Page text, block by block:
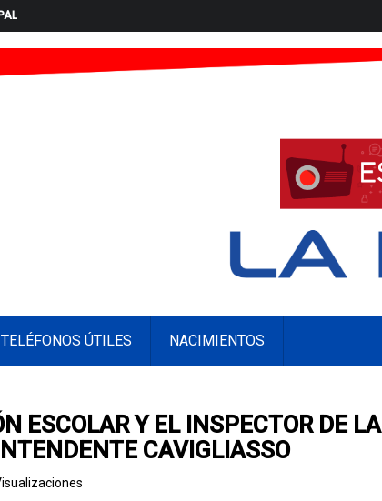
TELÉFONOS ÚTILES NACIMIENTOS
ESCOLAR Y EL INSPECTOR DE LA
CAVIGLIASSO